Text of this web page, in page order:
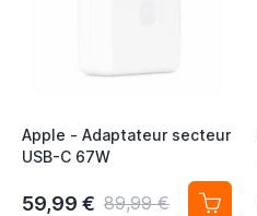
Apple - Adaptateur secteur
USB-C 67W
59,99 € 89,99 €